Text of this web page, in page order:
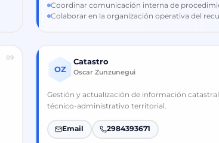
Coordinar comunicación interna de
Colaborar en la organización operativa del
09
OZ
Catastro
Oscar Zunzunegui
Gestión y actualización de información
técnico-administrativo territorial.
Email 2984393671